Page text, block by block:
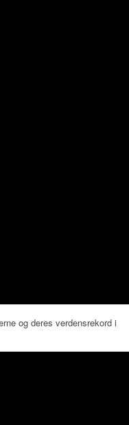
og deres verdensrekord i